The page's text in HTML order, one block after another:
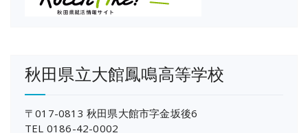
秋田県立大館鳳鳴高等学校
〒017-0813 秋田県大館市字金坂後6
TEL 0186-42-0002